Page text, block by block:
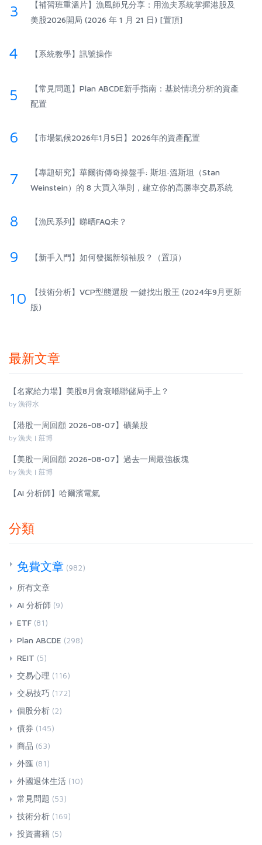
3
【補習班重溫片】漁風師兄分享：用漁夫系統掌握港股及
美股2026開局 (2026 年 1 月 21 日) [置頂]
4 【系統教學】訊號操作
5
【常見問題】Plan ABCDE新手指南：基於情境分析的資產
配置
6 【市場氣候2026年1月5日】2026年的資產配置
7
【專題研究】華爾街傳奇操盤手: 斯坦·溫斯坦（Stan
Weinstein）的 8 大買入準則，建立你的高勝率交易系統
8 【漁民系列】睇晒FAQ未？
9 【新手入門】如何發掘新領袖股？（置頂）
10
【技術分析】VCP型態選股 一鍵找出股王 (2024年9月更新
版)
最新文章
【名家給力場】美股8月會衰喺聯儲局手上？
by 漁得水
【港股一周回顧 2026-08-07】礦業股
by 漁夫 | 莊博
【美股一周回顧 2026-08-07】過去一周最強板塊
by 漁夫 | 莊博
【AI 分析師】哈爾濱電氣
分類
免費文章 (982)
所有文章
AI 分析師 (9)
ETF (81)
Plan ABCDE (298)
REIT (5)
交易心理 (116)
交易技巧 (172)
個股分析 (2)
債券 (145)
商品 (63)
外匯 (81)
外國退休生活 (10)
常見問題 (53)
技術分析 (169)
投資書籍 (5)